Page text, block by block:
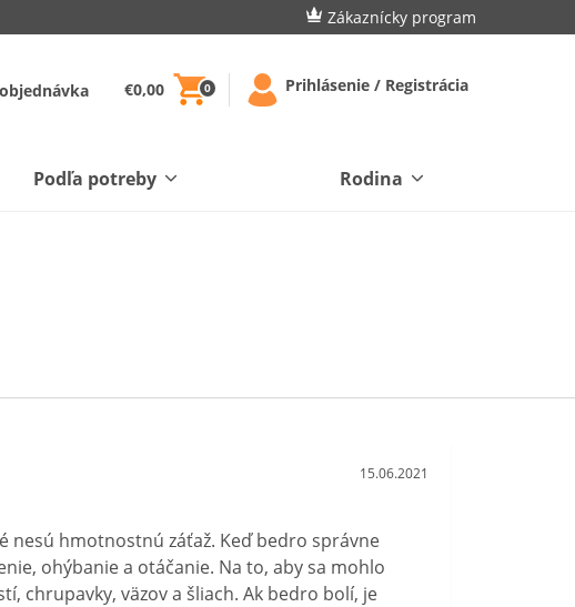
Zákaznícky program
€0,00 0 Prihlásenie / Registrácia
Podľa potreby Rodina
15.06.2021
nesú hmotnostnú záťaž. Keď bedro správne
ohýbanie a otáčanie. Na to, aby sa mohlo
chrupavky, väzov a šliach. Ak bedro bolí, je